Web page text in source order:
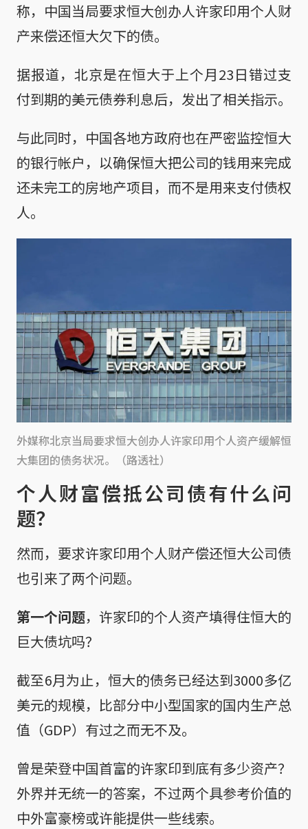
称，中国当局要求恒大创办人许家印用个人财
产来偿还恒大欠下的债。
据报道，北京是在恒大于上个月23日错过支
付到期的美元债券利息后，发出了相关指示。
与此同时，中国各地方政府也在严密监控恒大
的银行帐户，以确保恒大把公司的钱用来完成
还未完工的房地产项目，而不是用来支付债权
人。
外媒称北京当局要求恒大创办人许家印用个人资产缓解恒
大集团的债务状况。（路透社）
个人财富偿抵公司债有什么问
题？
然而，要求许家印用个人财产偿还恒大公司债
也引来了两个问题。
第一个问题，许家印的个人资产填得住恒大的
巨大债坑吗？
截至6月为止，恒大的债务已经达到3000多亿
美元的规模，比部分中小型国家的国内生产总
值（GDP）有过之而无不及。
曾是荣登中国首富的许家印到底有多少资产？
外界并无统一的答案，不过两个具参考价值的
中外富豪榜或许能提供一些线索。